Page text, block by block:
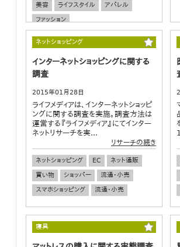
美容
ライフスタイル
アパレル
ファッション
ネットショッピング
インターネットショッピングに関する
調査
2015年01月28日
ライフメディアは、インターネットショッピ
ングに関する調査を実施。調査方法は
運営する『ライフメディア』にてインター
ネットリサーチを実...
リサーチの続き
ネットショッピング EC
ネット通販
買い物
ショッパー
流通・小売
スマホショッピング
流通・小売
寝具